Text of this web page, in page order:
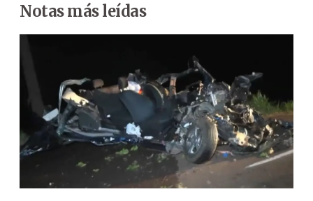
Notas más leídas